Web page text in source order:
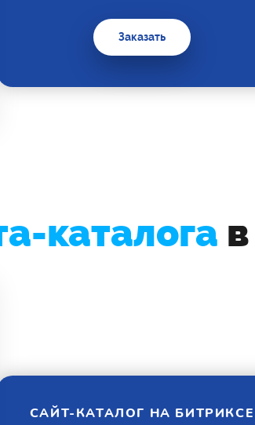
Заказать
каталога
САЙТ-КАТАЛОГ НА БИТРИКСЕ